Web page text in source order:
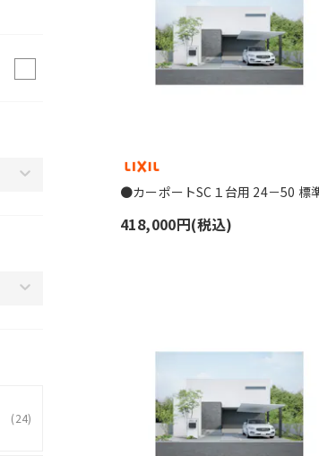
(24)
●カーポートSC１台用 24－50 標
418,000円(税込)